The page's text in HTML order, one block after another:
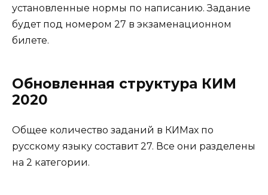
установленные нормы по написанию. Задание
будет под номером 27 в экзаменационном
билете.
Обновленная структура КИМ
2020
Общее количество заданий в КИМах по
русскому языку составит 27. Все они разделены
на 2 категории.